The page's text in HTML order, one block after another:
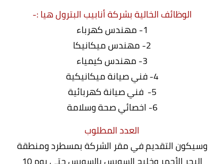
الوظائف الخالية بشركة أنابيب البترول هيا :-
1- مهندس كهرباء
2- مهندس ميكانيكا
3- مهندس كيمياء
4- فني صيانة ميكانيكية
5- فني صيانة كهربائية
6- اخصائي صحة وسلامة
العدد المطلوب
وسيكون التقديم في مقر الشركة بمسطرد ومنطقة